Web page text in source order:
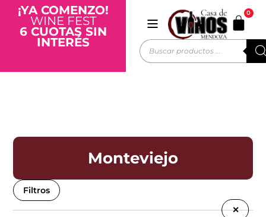
¡YA COMENZO!
WINE FEST
6 CUOTAS SIN
INTERÉS
0
Monteviejo
Filtros
✕